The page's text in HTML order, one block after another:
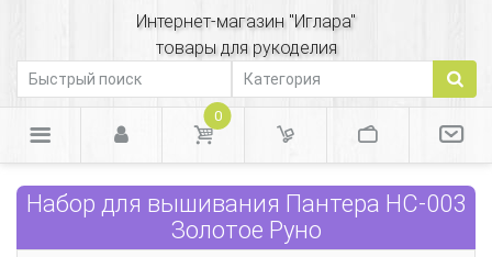
Интернет-магазин "Иглара"
товары для рукоделия
0
Набор для вышивания Пантера НС-003
Золотое Руно